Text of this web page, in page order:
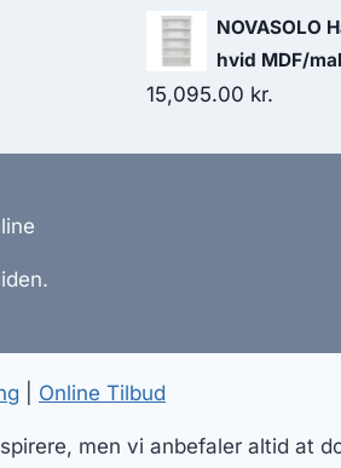
NOVASOLO
hvid MDF/
15,095.00 kr.
Online Tilbud
men vi anbefaler altid at